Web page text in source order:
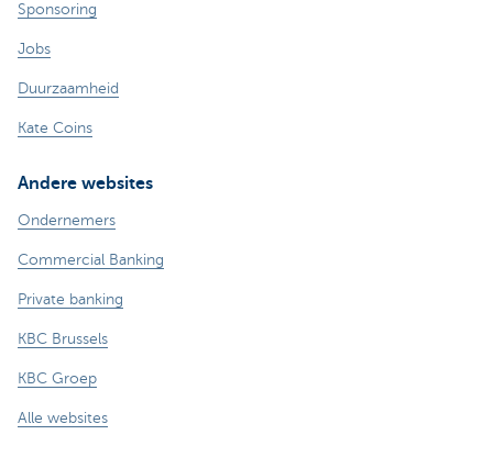
Sponsoring
Jobs
Duurzaamheid
Kate Coins
Andere websites
Ondernemers
Commercial Banking
Private banking
KBC Brussels
KBC Groep
Alle websites